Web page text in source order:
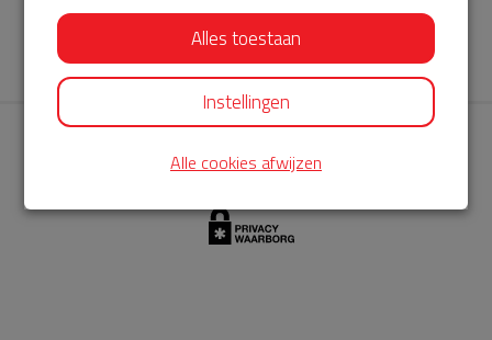
komende jaren. AED360-ProCardio is gespecialiseerd in de
levering en het onderhoud van Philips AED’s.
Alles toestaan
Instellingen
Alle cookies afwijzen